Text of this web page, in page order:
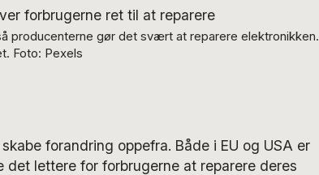
producenterne gør det svært at reparere elektronikken.
Foto: Pexels
forandring oppefra. Både i EU og USA er
det lettere for forbrugerne at reparere deres